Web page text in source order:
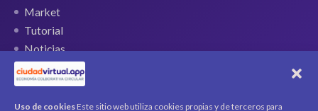
Uso de cookies Este sitio web utiliza cookies propias y de terceros para
Market
Tutorial
Noticias
QR Ticket
CUENTA